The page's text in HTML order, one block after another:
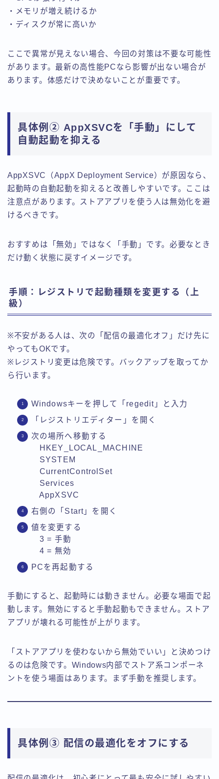
・メモリが増え続けるか
・ディスクが常に高いか
ここで異常が見えない場合、今回の対策は不要な可能性
があります。最新の高性能PCなら影響が出ない場合が
あります。体感だけで決めないことが重要です。
具体例② AppXSVCを「手動」にして
自動起動を抑える
AppXSVC（AppX Deployment Service）が原因なら、
起動時の自動起動を抑えると改善しやすいです。ここは
注意点があります。ストアアプリを使う人は無効化を避
けるべきです。
おすすめは「無効」ではなく「手動」です。必要なとき
だけ動く状態に戻すイメージです。
手順：レジストリで起動種類を変更する（上
級）
※不安がある人は、次の「配信の最適化オフ」だけ先に
やってもOKです。
※レジストリ変更は危険です。バックアップを取ってか
ら行います。
Windowsキーを押して「regedit」と入力
「レジストリエディター」を開く
次の場所へ移動する
HKEY_LOCAL_MACHINE
SYSTEM
CurrentControlSet
Services
AppXSVC
右側の「Start」を開く
値を変更する
3 = 手動
4 = 無効
PCを再起動する
手動にすると、起動時には動きません。必要な場面で起
動します。無効にすると手動起動もできません。ストア
アプリが壊れる可能性が上がります。
「ストアアプリを使わないから無効でいい」と決めつけ
るのは危険です。Windows内部でストア系コンポーネ
ントを使う場面はあります。まず手動を推奨します。
具体例③ 配信の最適化をオフにする